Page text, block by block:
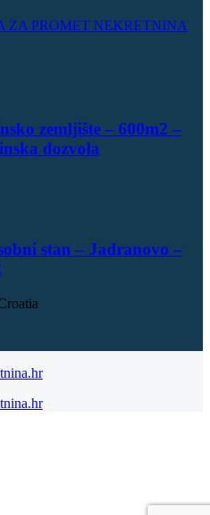
ZA PROMET NEKRETNINA
zemljište – 600m2 –
dozvola
stan – Jadranovo –